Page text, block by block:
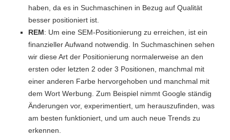
haben, da es in Suchmaschinen in Bezug auf Qualität
besser positioniert ist.
REM: Um eine SEM-Positionierung zu erreichen, ist ein
finanzieller Aufwand notwendig. In Suchmaschinen sehen
wir diese Art der Positionierung normalerweise an den
ersten oder letzten 2 oder 3 Positionen, manchmal mit
einer anderen Farbe hervorgehoben und manchmal mit
dem Wort Werbung. Zum Beispiel nimmt Google ständig
Änderungen vor, experimentiert, um herauszufinden, was
am besten funktioniert, und um auch neue Trends zu
erkennen.